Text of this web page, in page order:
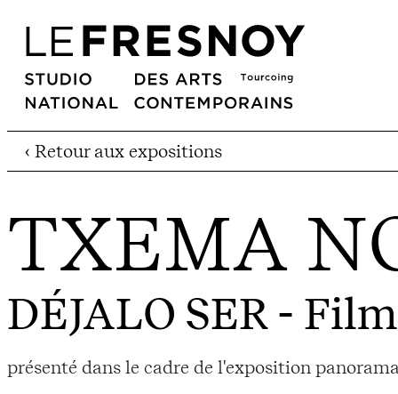
‹ Retour aux expositions
TXEMA
DÉJALO SER- Film
présenté dans le cadre de l'exposition